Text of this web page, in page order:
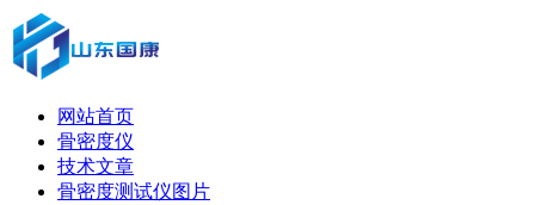
网站首页
骨密度仪
技术文章
骨密度测试仪图片